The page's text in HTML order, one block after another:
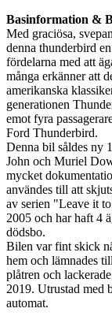
Basinformation &
Med graciösa,
denna thunderbird
fördelarna med att
många erkänner att
amerikanska
generationen
emot fyra
Ford Thunderbird.
Denna bil såldes ny
John och Muriel
mycket
användes till att
av serien "Leave it
2005 och har haft 4
dödsbo.
Bilen var fint skick
hem och lämnades
plåtren och
2019. Utrustad med
automat.